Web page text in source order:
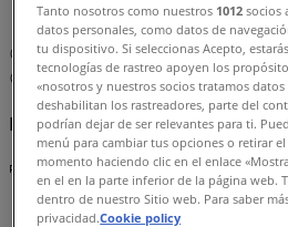
Luuna | Av. División del
Mapa
5515435667
Mapa
5515435667
Estamos a punto de publicar
Publicidad
Tanto nosotros como nuestros 1012 socios
datos personales, como datos de
tu dispositivo. Si seleccionas Acepto,
tecnologías de rastreo apoyen los
«nosotros y nuestros socios tratamos
deshabilitan los rastreadores, parte del
podrían dejar de ser relevantes para ti.
menú para cambiar tus opciones o retirar
momento haciendo clic en el enlace
en el en la parte inferior de la página web.
dentro de nuestro Sitio web. Para saber
privacidad.Cookie policy